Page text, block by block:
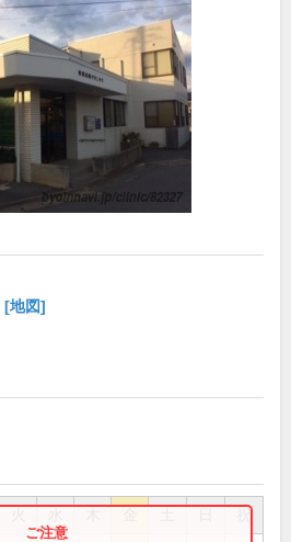
[地図]
祝